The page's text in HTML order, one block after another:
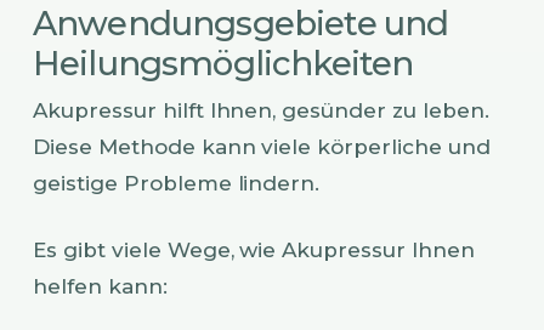
Anwendungsgebiete und
Heilungsmöglichkeiten
Akupressur hilft Ihnen, gesünder zu leben.
Diese Methode kann viele körperliche und
geistige Probleme lindern.
Es gibt viele Wege, wie Akupressur Ihnen
helfen kann: